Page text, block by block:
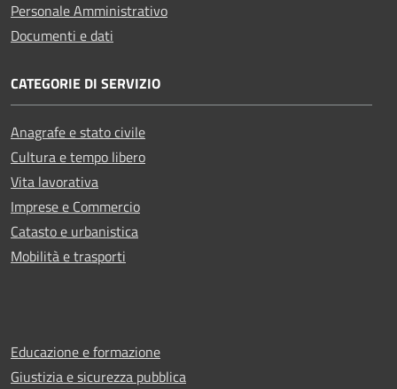
Personale Amministrativo
Documenti e dati
CATEGORIE DI SERVIZIO
Anagrafe e stato civile
Cultura e tempo libero
Vita lavorativa
Imprese e Commercio
Catasto e urbanistica
Mobilità e trasporti
Educazione e formazione
Giustizia e sicurezza pubblica